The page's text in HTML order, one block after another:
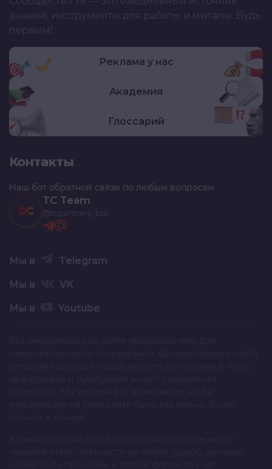
знаний, инструменты для работы и митапы. Будь
первым!
Реклама у нас
Академия
Глоссарий
Контакты
Наш бот обратной связи по любым вопросам
TC Team
@tcpartners_bot
Мы в Telegram
Мы в VK
Мы в Youtube